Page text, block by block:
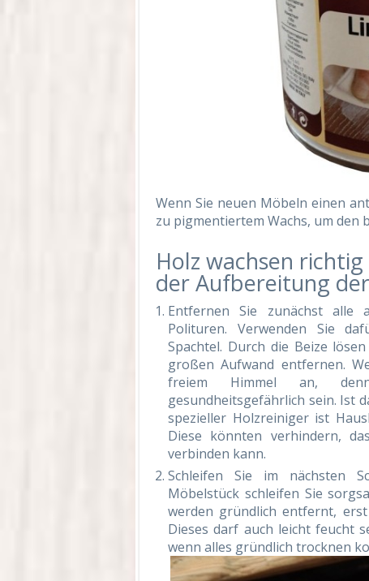
Wenn Sie neuen Möbeln einen
zu pigmentiertem Wachs, um den
Holz wachsen
der Aufbereitung
Entfernen Sie zunächst alle
Polituren. Verwenden Sie
Spachtel. Durch die Beize
großen Aufwand entfernen.
freiem Himmel an,
gesundheitsgefährlich sein. Ist
spezieller Holzreiniger ist
Diese könnten verhindern,
verbinden kann.
Schleifen Sie im nächsten
Möbelstück schleifen Sie
werden gründlich entfernt,
Dieses darf auch leicht feucht
wenn alles gründlich trocknen